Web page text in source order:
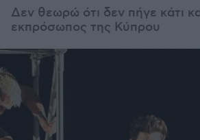
Δεν θεωρώ ότι δεν πήγε κάτι
εκπρόσωπος της Κύπρου